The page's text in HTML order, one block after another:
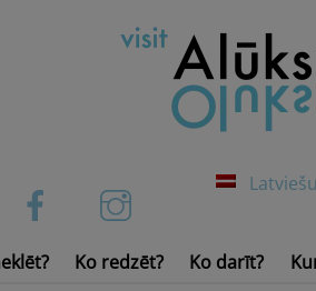
Latviešu
Ko redzēt? Ko darīt?